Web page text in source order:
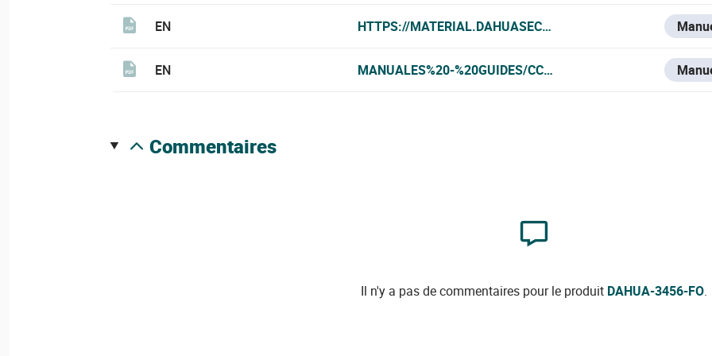
EN HTTPS://MATERIAL.DAHUASECURITY.COM/UPLOADS/
EN MANUALES%20-%20GUIDES/CCTV/DAHUA/CAMS%20IP/
commentaires
Il n'y a pas de commentaires pour le produit DAHUA-3456-FO.